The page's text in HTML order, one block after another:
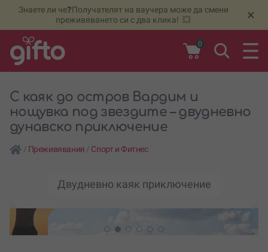
Знаете ли че❓Получателят на ваучера може да смени
преживяването си с два клика! 💥
×
0
С каяк до остров Вардим и
нощувка под звездите – двудневно
дунавско приключение
/ Преживявания / Спорт и Фитнес
Двудневно каяк приключение